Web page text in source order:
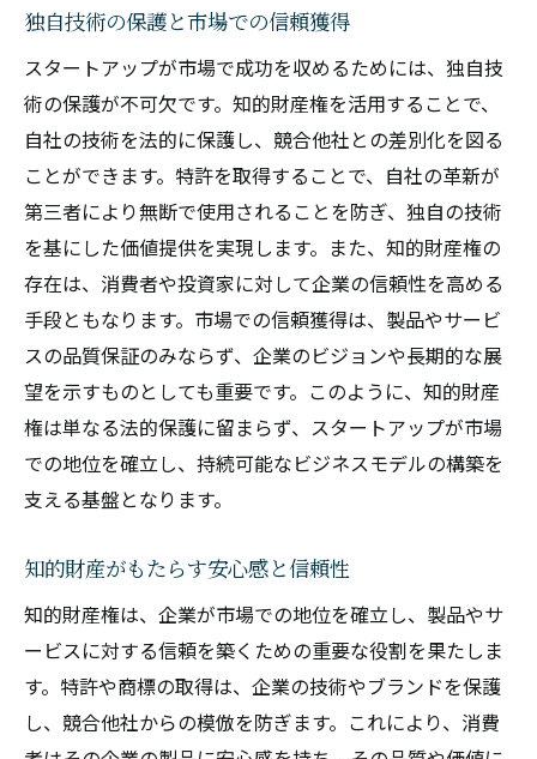
独自技術の保護と市場での信頼獲得
スタートアップが市場で成功を収めるためには、独自技
術の保護が不可欠です。知的財産権を活用することで、
自社の技術を法的に保護し、競合他社との差別化を図る
ことができます。特許を取得することで、自社の革新が
第三者により無断で使用されることを防ぎ、独自の技術
を基にした価値提供を実現します。また、知的財産権の
存在は、消費者や投資家に対して企業の信頼性を高める
手段ともなります。市場での信頼獲得は、製品やサービ
スの品質保証のみならず、企業のビジョンや長期的な展
望を示すものとしても重要です。このように、知的財産
権は単なる法的保護に留まらず、スタートアップが市場
での地位を確立し、持続可能なビジネスモデルの構築を
支える基盤となります。
知的財産がもたらす安心感と信頼性
知的財産権は、企業が市場での地位を確立し、製品やサ
ービスに対する信頼を築くための重要な役割を果たしま
す。特許や商標の取得は、企業の技術やブランドを保護
し、競合他社からの模倣を防ぎます。これにより、消費